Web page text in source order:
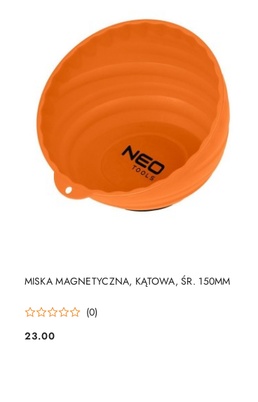
MISKA MAGNETYCZNA, KĄTOWA, ŚR. 150MM
(0)
Cena:
23.00
PRODUKT NIEDOSTĘPNY